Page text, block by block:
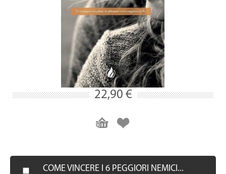
22,90 €
COME VINCERE I 6 PEGGIORI NEMICI...